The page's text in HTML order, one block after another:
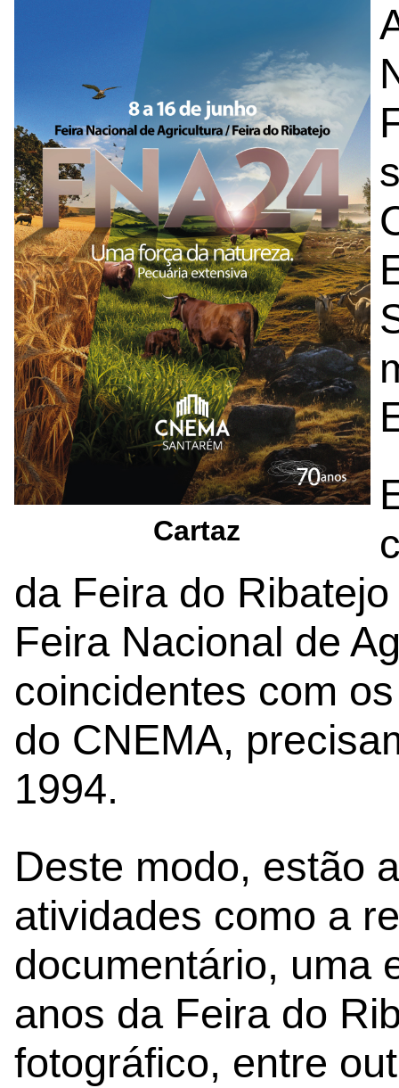
Cartaz
da Feira do
Feira Nacional de
coincidentes com
do CNEMA,
1994.
Deste modo, estão
atividades como a
documentário, uma
anos da Feira do
fotográfico, entre